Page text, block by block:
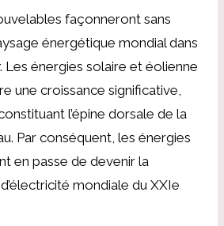
façonneront sans
énergétique mondial dans
Les énergies solaire et éolienne
une croissance significative,
l’épine dorsale de la
Par conséquent, les énergies
en passe de devenir la
mondiale du XXIe